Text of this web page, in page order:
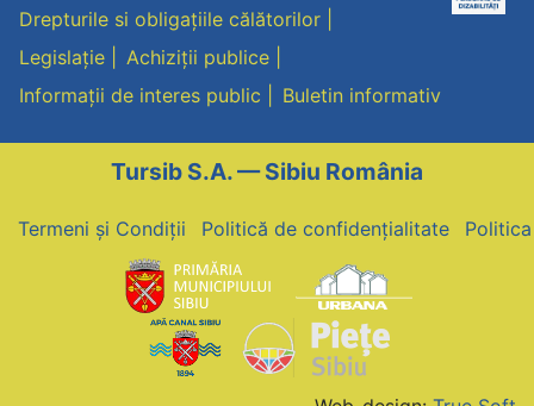
Drepturile si obligațiile călătorilor
Legislație
Achiziții publice
Informații de interes public
Buletin informativ
Tursib S.A. — Sibiu România
Termeni și Condiții Politică de confidențialitate